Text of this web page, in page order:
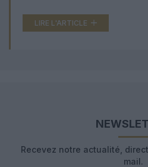
LIRE L'ARTICLE
Recevez notre actualité,
mail.